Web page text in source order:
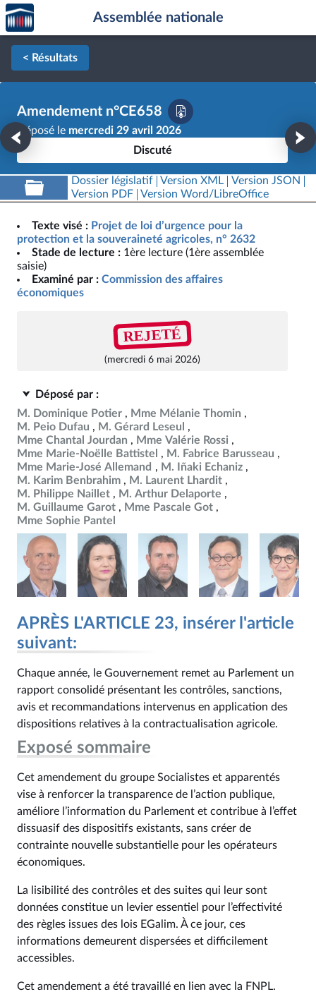
Aller au contenu
Aller en bas de la page
Accèder
à la
page
d'accueil
Assemblée nationale
< Résultats
Amendement n°CE658
Déposé le mercredi 29 avril 2026
Discuté
Dossier législatif Version XML
Version JSON
Version PDF
Version Word/LibreOffice
Texte visé : Projet de loi d’urgence pour la
protection et la souveraineté agricoles, n° 2632
Stade de lecture : 1ère lecture (1ère assemblée
saisie)
Examiné par : Commission des affaires
économiques
REJETÉ
(mercredi 6 mai 2026)
Déposé par :
M. Dominique Potier
Mme Mélanie Thomin
M. Peio Dufau
M. Gérard Leseul
Mme Chantal Jourdan
Mme Valérie Rossi
Mme Marie-Noëlle Battistel
M. Fabrice Barusseau
Mme Marie-José Allemand
M. Iñaki Echaniz
M. Karim Benbrahim
M. Laurent Lhardit
M. Philippe Naillet
M. Arthur Delaporte
M. Guillaume Garot
Mme Pascale Got
Mme Sophie Pantel
APRÈS L'ARTICLE 23, insérer l'article
suivant:
Chaque année, le Gouvernement remet au Parlement un
rapport consolidé présentant les contrôles, sanctions,
avis et recommandations intervenus en application des
dispositions relatives à la contractualisation agricole.
Exposé sommaire
Cet amendement du groupe Socialistes et apparentés
vise à renforcer la transparence de l’action publique,
améliore l’information du Parlement et contribue à l’effet
dissuasif des dispositifs existants, sans créer de
contrainte nouvelle substantielle pour les opérateurs
économiques.
La lisibilité des contrôles et des suites qui leur sont
données constitue un levier essentiel pour l’effectivité
des règles issues des lois EGalim. À ce jour, ces
informations demeurent dispersées et difficilement
accessibles.
Cet amendement a été travaillé en lien avec la FNPL.